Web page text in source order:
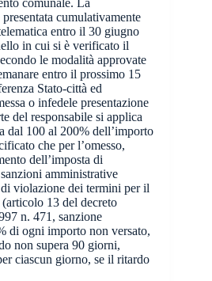
comunale. La
cumulativamente
entro il 30 giugno
in cui si è verificato il
le modalità approvate
entro il prossimo 15
Stato-città ed
o infedele presentazione
del responsabile si applica
dal 100 al 200% dell’importo
che per l’omesso,
dell’imposta di
amministrative
violazione dei termini per il
13 del decreto
n. 471, sanzione
di ogni importo non versato,
non supera 90 giorni,
ciascun giorno, se il ritardo